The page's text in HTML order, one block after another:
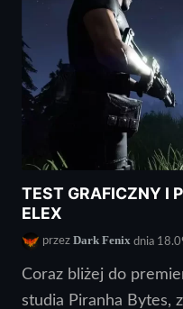
TEST GRAFICZNY I
ELEX
przez Dark Fenix dnia
Coraz bliżej do
studia Piranha Bytes,